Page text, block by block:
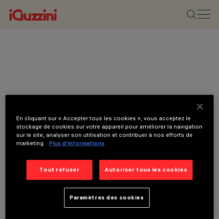
En cliquant sur « Accepter tous les cookies », vous acceptez le
stockage de cookies sur votre appareil pour améliorer la navigation
sur le site, analyser son utilisation et contribuer à nos efforts de
marketing.
Plus d’informations
Tout refuser Autoriser tous les cookies
Paramètres des cookies